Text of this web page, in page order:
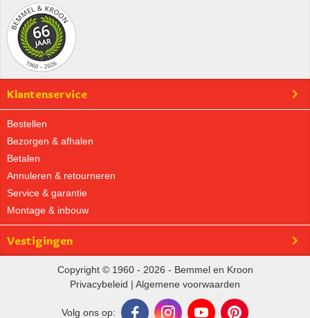
Klantenservice
Bestellen
Bezorgen & afhalen
Betalen
Annuleren & retourneren
Service & garantie
Montage & inbouw
Vestigingen
Copyright © 1960 - 2026 - Bemmel en Kroon
Privacybeleid | Algemene voorwaarden
Volg ons op: